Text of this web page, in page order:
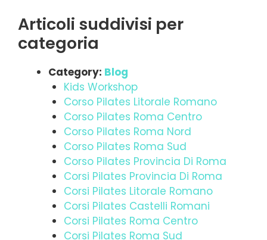
Articoli suddivisi per
categoria
Category: Blog
Kids Workshop
Corso Pilates Litorale Romano
Corso Pilates Roma Centro
Corso Pilates Roma Nord
Corso Pilates Roma Sud
Corso Pilates Provincia Di Roma
Corsi Pilates Provincia Di Roma
Corsi Pilates Litorale Romano
Corsi Pilates Castelli Romani
Corsi Pilates Roma Centro
Corsi Pilates Roma Sud